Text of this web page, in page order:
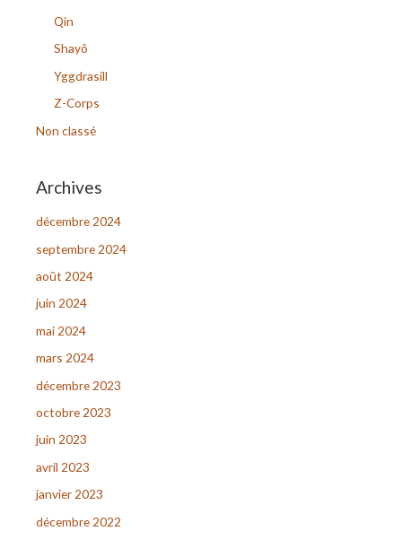
Qin
Shayô
Yggdrasill
Z-Corps
Non classé
Archives
décembre 2024
septembre 2024
août 2024
juin 2024
mai 2024
mars 2024
décembre 2023
octobre 2023
juin 2023
avril 2023
janvier 2023
décembre 2022